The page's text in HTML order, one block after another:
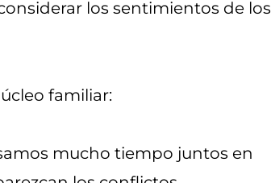
los sentimientos de los
familiar:
mucho tiempo juntos en